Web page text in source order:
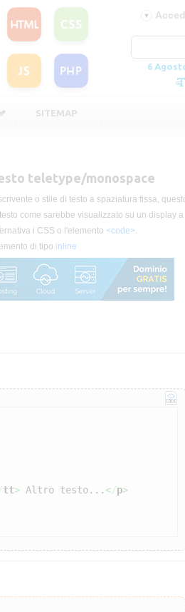
6
SITEMAP
teletype/monospace
o stile di testo a spaziatura fissa,
come sarebbe visualizzato su un display a
i CSS o l'elemento <code>.
di tipo inline
tt> Altro testo...</p>